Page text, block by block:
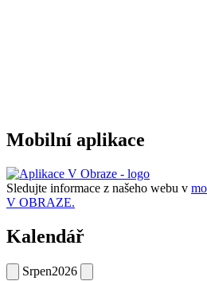
Mobilní aplikace
Sledujte informace z našeho webu v
V OBRAZE.
Kalendář
Srpen2026